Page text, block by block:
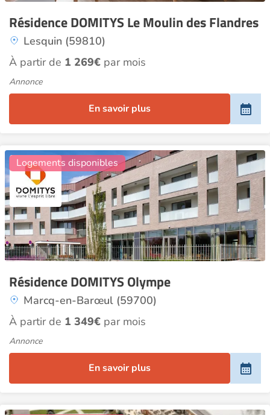
Résidence DOMITYS Le Moulin des Flandres
Lesquin (59810)
À partir de 1 269€ par mois
Annonce
En savoir plus
Résidence DOMITYS Olympe
Marcq-en-Barœul (59700)
Logements disponibles
À partir de 1 349€ par mois
Annonce
En savoir plus